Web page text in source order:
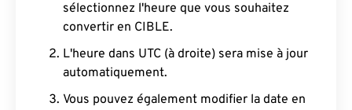
sélectionnez l'heure que vous souhaitez
convertir en CIBLE.
L'heure dans UTC (à droite) sera mise à jour
automatiquement.
Vous pouvez également modifier la date en